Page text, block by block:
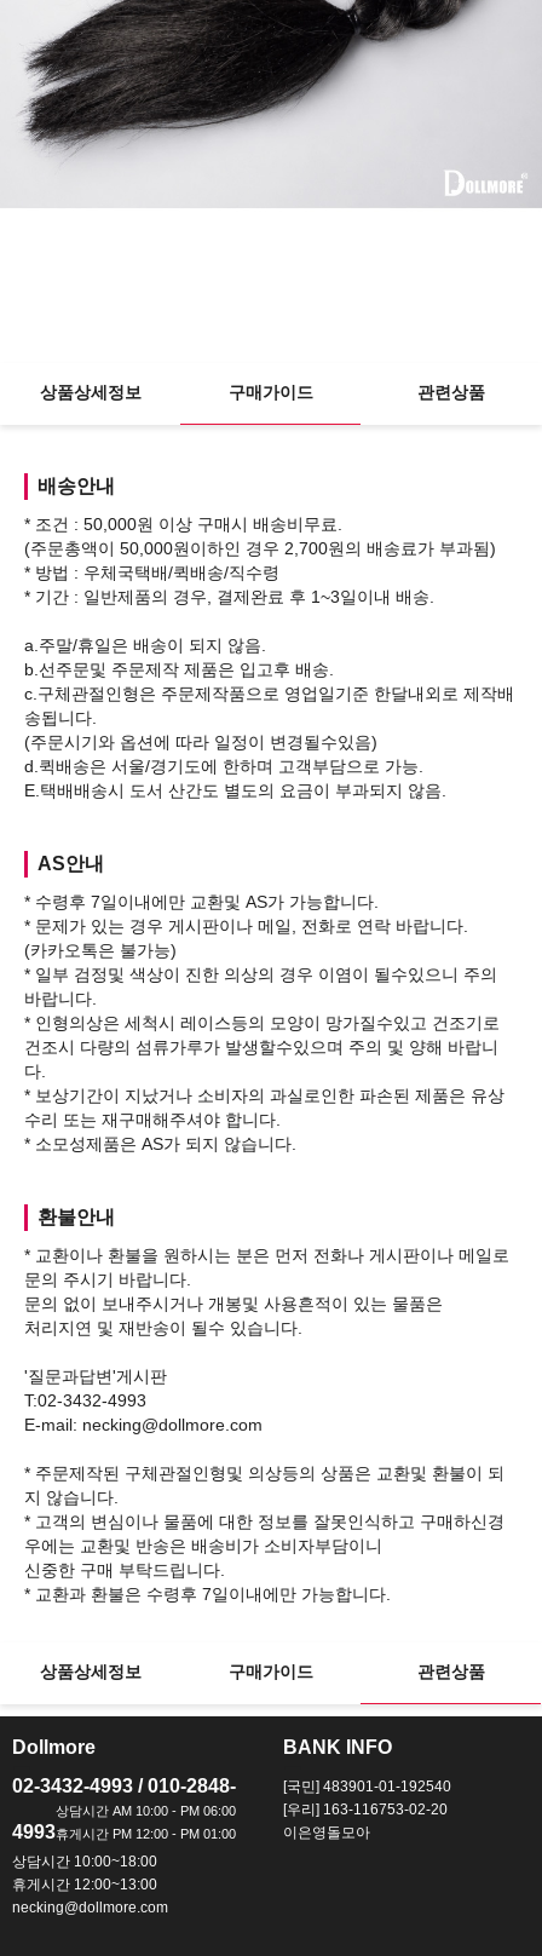
상품상세정보 구매가이드 관련상품
배송안내
* 조건 : 50,000원 이상 구매시 배송비무료.
(주문총액이 50,000원이하인 경우 2,700원의 배송료가 부과됨)
* 방법 : 우체국택배/퀵배송/직수령
* 기간 : 일반제품의 경우, 결제완료 후 1~3일이내 배송.
a.주말/휴일은 배송이 되지 않음.
b.선주문및 주문제작 제품은 입고후 배송.
c.구체관절인형은 주문제작품으로 영업일기준 한달내외로 제작배
송됩니다.
(주문시기와 옵션에 따라 일정이 변경될수있음)
d.퀵배송은 서울/경기도에 한하며 고객부담으로 가능.
AS안내
* 수령후 7일이내에만 교환및 AS가 가능합니다.
* 문제가 있는 경우 게시판이나 메일, 전화로 연락 바랍니다.
(카카오톡은 불가능)
* 일부 검정및 색상이 진한 의상의 경우 이염이 될수있으니 주의
바랍니다.
* 인형의상은 세척시 레이스등의 모양이 망가질수있고 건조기로
건조시 다량의 섬류가루가 발생할수있으며 주의 및 양해 바랍니
다.
* 보상기간이 지났거나 소비자의 과실로인한 파손된 제품은 유상
수리 또는 재구매해주셔야 합니다.
환불안내
* 교환이나 환불을 원하시는 분은 먼저 전화나 게시판이나 메일로
문의 주시기 바랍니다.
문의 없이 보내주시거나 개봉및 사용흔적이 있는 물품은
처리지연 및 재반송이 될수 있습니다.
'질문과답변'게시판
T:02-3432-4993
E-mail: necking@dollmore.com
* 주문제작된 구체관절인형및 의상등의 상품은 교환및 환불이 되
지 않습니다.
* 고객의 변심이나 물품에 대한 정보를 잘못인식하고 구매하신경
우에는 교환및 반송은 배송비가 소비자부담이니
신중한 구매 부탁드립니다.
상품상세정보 구매가이드 관련상품
Dollmore
02-3432-4993 / 010-2848-
4993
상담시간 10:00~18:00
휴게시간 12:00~13:00
necking@dollmore.com
BANK INFO
[국민] 483901-01-192540
[우리] 163-116753-02-20
이은영돌모아